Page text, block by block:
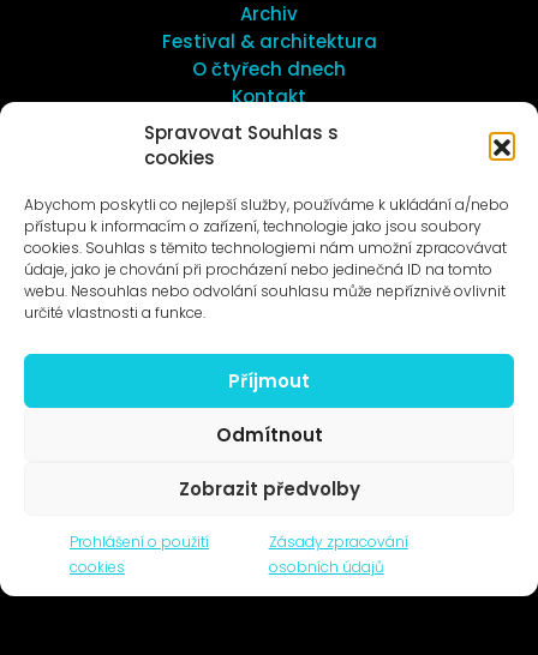
Spravovat Souhlas s
cookies
Abychom poskytli co nejlepší služby, používáme k ukládání a/nebo
přístupu k informacím o zařízení, technologie jako jsou soubory
cookies. Souhlas s těmito technologiemi nám umožní zpracovávat
údaje, jako je chování při procházení nebo jedinečná ID na tomto
webu. Nesouhlas nebo odvolání souhlasu může nepříznivě ovlivnit
určité vlastnosti a funkce.
Příjmout
Odmítnout
Zobrazit předvolby
Prohlášení o použití
cookies
Zásady zpracování
osobních údajů
Archiv
Festival & architektura
O čtyřech dnech
Kontakt
O umění v Motole
Novinky na e-mail
© 1996–2025
Čtyři dny, z.s. / Four Days association